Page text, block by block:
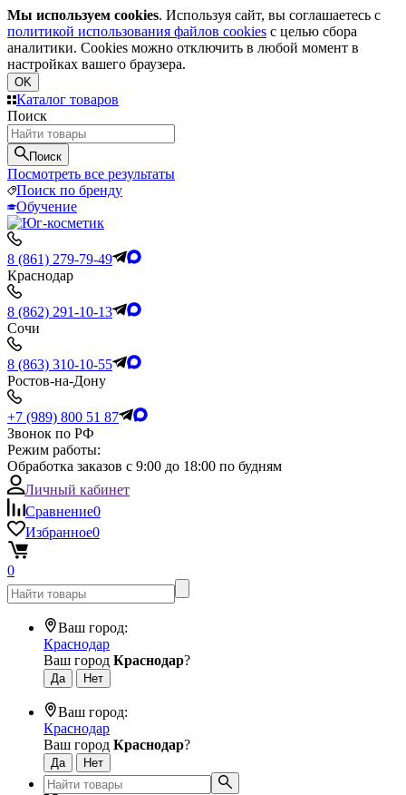
Мы используем cookies. Используя сайт, вы соглашаетесь с
политикой использования файлов cookies с целью сбора
аналитики. Cookies можно отключить в любой момент в
настройках вашего браузера.
OK
Каталог товаров
Поиск
Поиск
Посмотреть все результаты
Поиск по бренду
Обучение
8 (861) 279-79-49
Краснодар
8 (862) 291-10-13
Сочи
8 (863) 310-10-55
Ростов-на-Дону
+7 (989) 800 51 87
Звонок по РФ
Режим работы:
Обработка заказов с 9:00 до 18:00 по будням
Личный кабинет
Сравнение0
Избранное0
0
Ваш город:
Краснодар
Ваш город Краснодар?
Ваш город:
Краснодар
Ваш город Краснодар?